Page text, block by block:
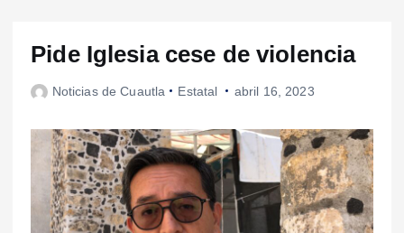
Pide Iglesia cese de violencia
Noticias de Cuautla Estatal abril 16, 2023